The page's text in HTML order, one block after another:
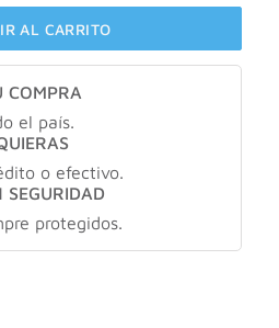
AL CARRITO
COMPRA
el país.
o efectivo.
SEGURIDAD
protegidos.